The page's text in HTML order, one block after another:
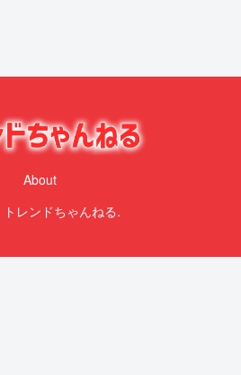
About
レンドちゃんねる.